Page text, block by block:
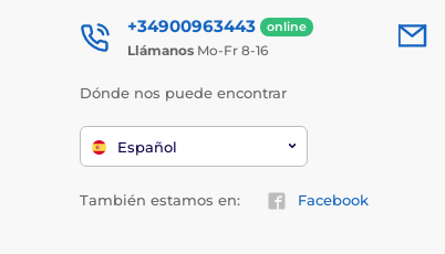
+34900963443 online
Llámanos Mo-Fr 8-16
Dónde nos puede encontrar
Español
También estamos en: Facebook